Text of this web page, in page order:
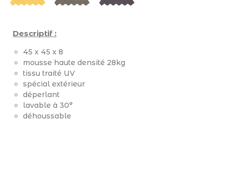
Descriptif :
45 x 45 x 8
mousse haute densité 28kg
tissu traité UV
spécial extérieur
déperlant
lavable à 30°
déhoussable